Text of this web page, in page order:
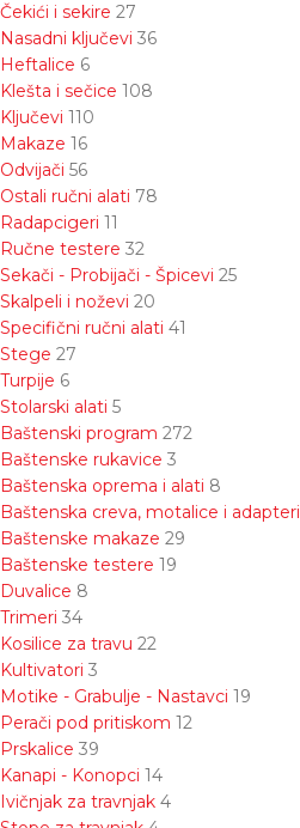
Čekići i sekire 27
Nasadni ključevi 36
Heftalice 6
Klešta i sečice 108
Ključevi 110
Makaze 16
Odvijači 56
Ostali ručni alati 78
Radapcigeri 11
Ručne testere 32
Sekači - Probijači - Špicevi 25
Skalpeli i noževi 20
Specifični ručni alati 41
Stege 27
Turpije 6
Stolarski alati 5
Baštenski program 272
Baštenske rukavice 3
Baštenska oprema i alati 8
Baštenska creva, motalice i adapteri
Baštenske makaze 29
Baštenske testere 19
Duvalice 8
Trimeri 34
Kosilice za travu 22
Kultivatori 3
Motike - Grabulje - Nastavci 19
Perači pod pritiskom 12
Prskalice 39
Kanapi - Konopci 14
Ivičnjak za travnjak 4